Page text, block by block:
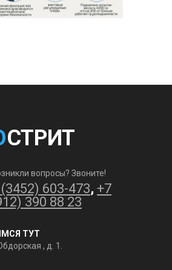
СТРИТ
вопросы? Звоните!
603-473, +7
390 88 23
ТУТ
, д. 1.